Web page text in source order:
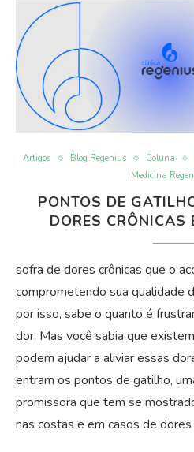
Artigos Blog Regenius Coluna
Medicina
PONTOS DE
DORES CRÔNICAS
sofra de dores crônicas que o
comprometendo sua qualidade
por isso, sabe o quanto é
dor. Mas você sabia que
podem ajudar a aliviar essas
entram os pontos de gatilho,
promissora que tem se
nas costas e em casos de dores